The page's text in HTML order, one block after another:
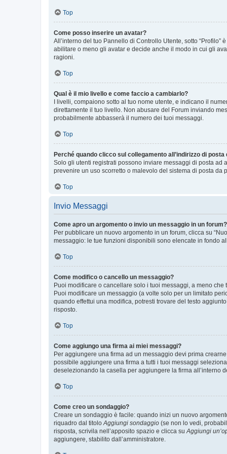
Top
Come posso inserire un avatar?
All’interno del tuo Pannello di Controllo Utente, sotto
abilitare o meno gli avatar e decide anche il modo in cui gli
ragioni.
Top
Qual è il mio livello e come faccio a cambiarlo?
I livelli, compaiono sotto al tuo nome utente, e indicano il
direttamente il tuo livello. Non abusare del Forum inviando
probabilmente abbasserà il numero dei tuoi messaggi.
Top
Perché quando clicco sul collegamento all’indirizzo di
Solo gli utenti registrati possono inviare messaggi di posta
prevenire un uso scorretto o malevolo del sistema di posta da
Top
Invio Messaggi
Come apro un argomento o invio un messaggio in un forum?
Per pubblicare un nuovo argomento in un forum, clicca su
messaggio: le tue funzioni disponibili sono elencate in fondo
Top
Come modifico o cancello un messaggio?
Puoi modificare o cancellare solo i tuoi messaggi, a meno
Puoi modificare un messaggio (a volte solo per un limitato
quando effettui una modifica, potresti trovare del testo
risposto.
Top
Come aggiungo una firma ai miei messaggi?
Per aggiungere una firma ad un messaggio devi prima
possibile aggiungere una firma a tutti i tuoi messaggi
deselezionando la casella per aggiungere la firma all’interno
Top
Come creo un sondaggio?
Creare un sondaggio è facile: quando inizi un nuovo
riquadro dal titolo Aggiungi sondaggio (se non lo vedi,
risposta, scrivila nell’apposito spazio e clicca su Aggiungi
aggiungere, stabilito dall’amministratore.